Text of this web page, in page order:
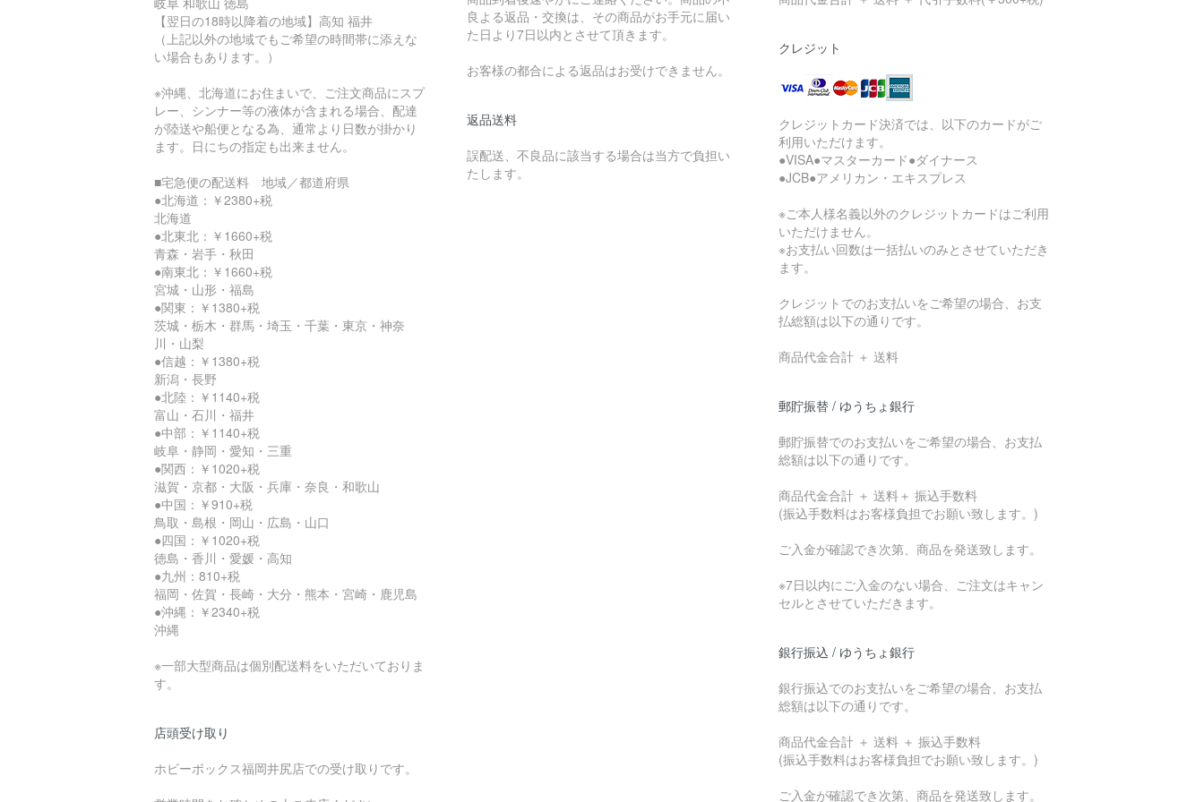
【翌日の18時以降着の地域】高知 福井
（上記以外の地域でもご希望の時間帯に添えな
い場合もあります。）
※沖縄、北海道にお住まいで、ご注文商品にスプ
レー、シンナー等の液体が含まれる場合、配達
が陸送や船便となる為、通常より日数が掛かり
ます。日にちの指定も出来ません。
■宅急便の配送料 地域／都道府県
●北海道：￥2380+税
北海道
●北東北：￥1660+税
青森・岩手・秋田
●南東北：￥1660+税
宮城・山形・福島
●関東：￥1380+税
茨城・栃木・群馬・埼玉・千葉・東京・神奈
川・山梨
●信越：￥1380+税
新潟・長野
●北陸：￥1140+税
富山・石川・福井
●中部：￥1140+税
岐阜・静岡・愛知・三重
●関西：￥1020+税
滋賀・京都・大阪・兵庫・奈良・和歌山
●中国：￥910+税
鳥取・島根・岡山・広島・山口
●四国：￥1020+税
徳島・香川・愛媛・高知
●九州：810+税
福岡・佐賀・長崎・大分・熊本・宮崎・鹿児島
●沖縄：￥2340+税
沖縄
※一部大型商品は個別配送料をいただいておりま
す。
店頭受け取り
ホビーボックス福岡井尻店での受け取りです。
良よる返品・交換は、その商品がお手元に届い
た日より7日以内とさせて頂きます。
お客様の都合による返品はお受けできません。
返品送料
誤配送、不良品に該当する場合は当方で負担い
たします。
クレジット
クレジットカード決済では、以下のカードがご
利用いただけます。
●VISA●マスターカード●ダイナース
●JCB●アメリカン・エキスプレス
※ご本人様名義以外のクレジットカードはご利用
いただけません。
※お支払い回数は一括払いのみとさせていただき
ます。
クレジットでのお支払いをご希望の場合、お支
払総額は以下の通りです。
商品代金合計 ＋ 送料
郵貯振替 / ゆうちょ銀行
郵貯振替でのお支払いをご希望の場合、お支払
総額は以下の通りです。
商品代金合計 ＋ 送料＋ 振込手数料
(振込手数料はお客様負担でお願い致します。)
ご入金が確認でき次第、商品を発送致します。
※7日以内にご入金のない場合、ご注文はキャン
セルとさせていただきます。
銀行振込 / ゆうちょ銀行
銀行振込でのお支払いをご希望の場合、お支払
総額は以下の通りです。
商品代金合計 ＋ 送料 ＋ 振込手数料
(振込手数料はお客様負担でお願い致します。)
ご入金が確認でき次第、商品を発送致します。